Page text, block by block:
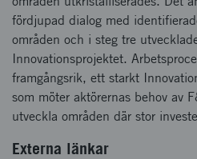
fördjupad dialog med
områden och i steg tre
Innovationsprojektet.
framgångsrik, ett starkt
som möter aktörernas behov av
utveckla områden där stor
Externa länkar